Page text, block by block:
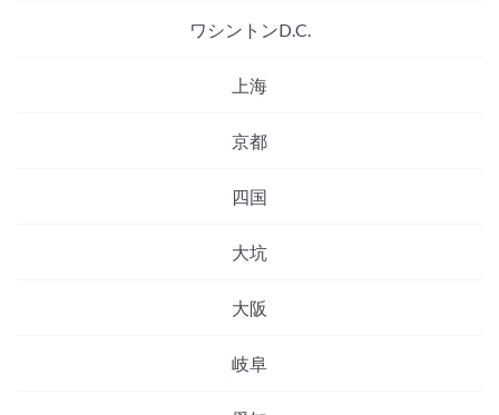
ワシントンD.C.
上海
京都
四国
大坑
大阪
岐阜